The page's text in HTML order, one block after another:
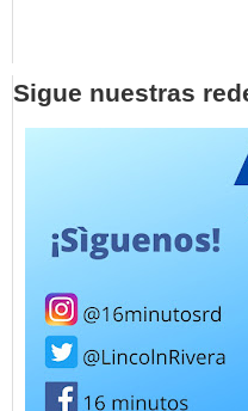
Sigue nuestras